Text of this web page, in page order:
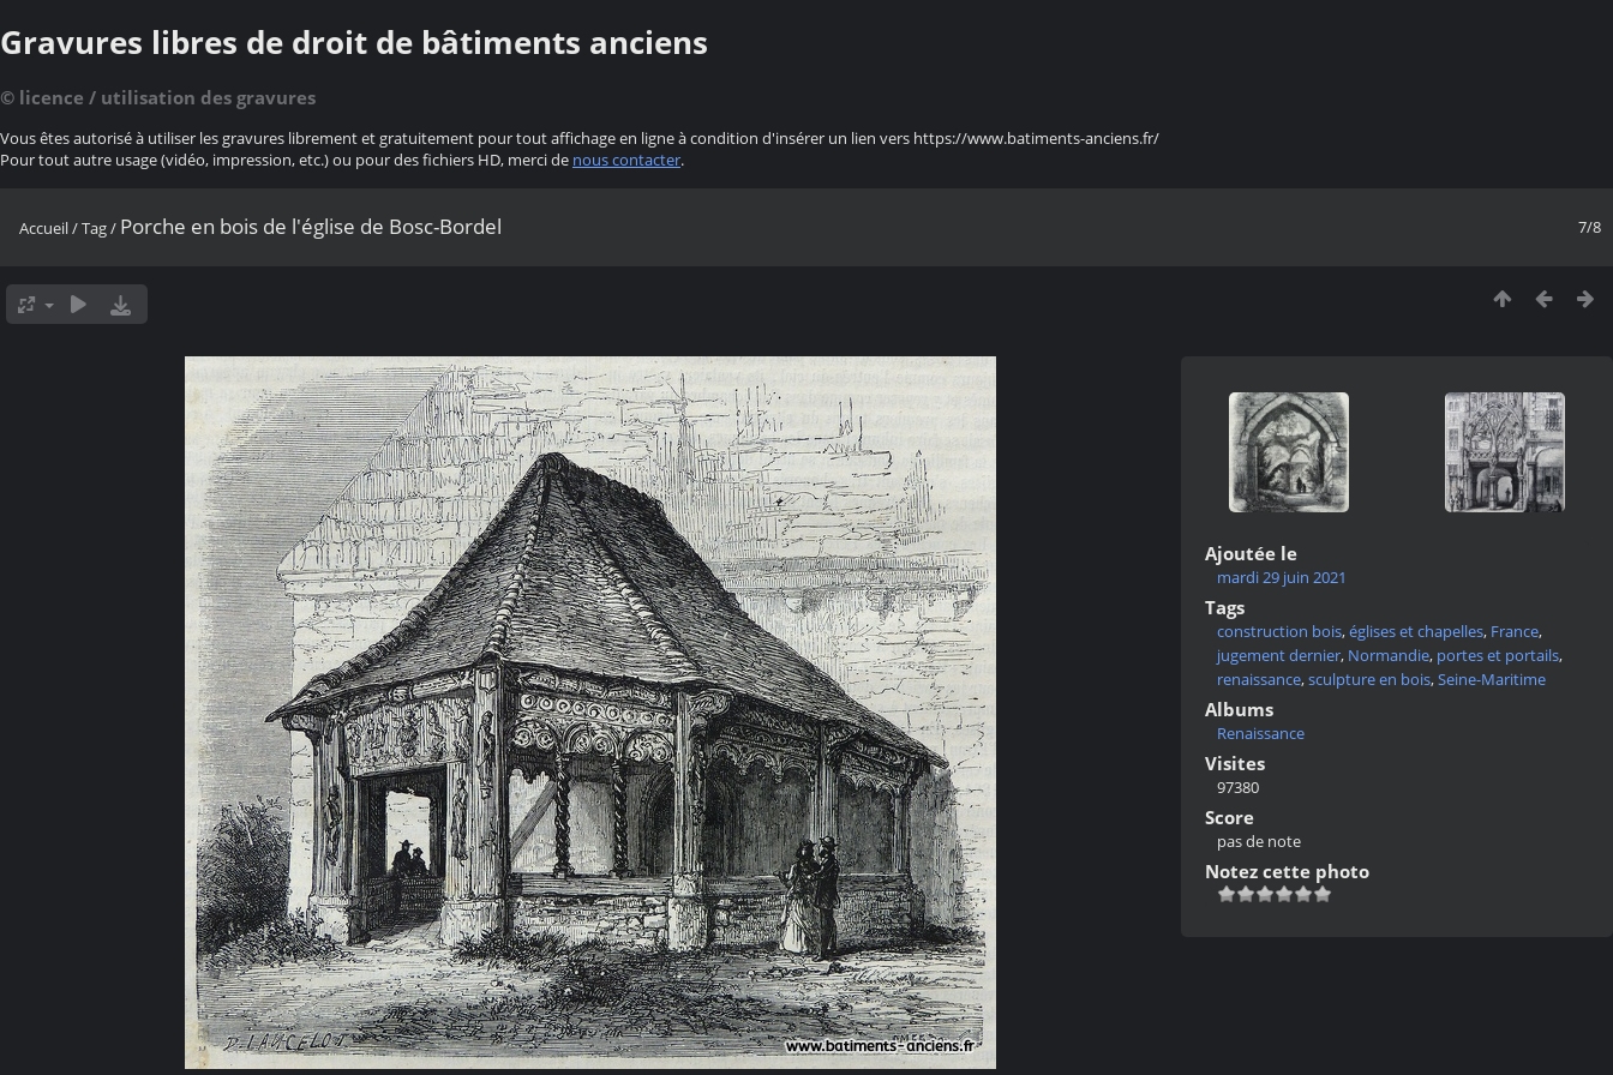
Gravures libres de droit de bâtiments anciens
© licence / utilisation des gravures
Vous êtes autorisé à utiliser les gravures librement et gratuitement pour tout affichage en ligne à condition d'insérer un lien vers https://www.batiments-anciens.fr/
Pour tout autre usage (vidéo, impression, etc.) ou pour des fichiers HD, merci de nous contacter.
7/8
Accueil/Tag/ Porche en bois de l'église de Bosc-Bordel
Ajoutée le
mardi 29 juin 2021
Tags
construction bois,églises et chapelles, France,
jugement dernier, Normandie, portes et portails,
renaissance,sculpture en bois,Seine-Maritime
Albums
Renaissance
Visites
97380
Score
pas de note
Notez cette photo